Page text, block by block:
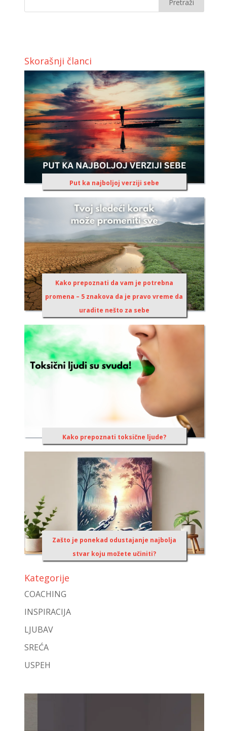
Skorašnji članci
Put ka najboljoj verziji sebe
Kako prepoznati da vam je potrebna
promena – 5 znakova da je pravo vreme da
uradite nešto za sebe
Kako prepoznati toksične ljude?
Zašto je ponekad odustajanje najbolja
stvar koju možete učiniti?
Kategorije
COACHING
INSPIRACIJA
LJUBAV
SREĆA
USPEH